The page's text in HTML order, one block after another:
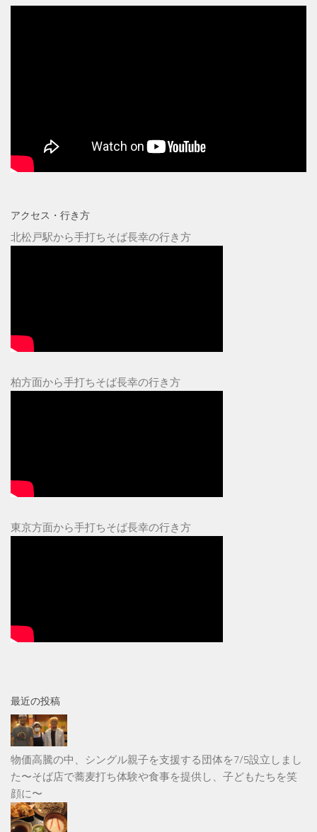
アクセス・行き方
北松戸駅から手打ちそば長幸の行き方
柏方面から手打ちそば長幸の行き方
東京方面から手打ちそば長幸の行き方
最近の投稿
物価高騰の中、シングル親子を支援する団体を7/5設立しまし
た〜そば店で蕎麦打ち体験や食事を提供し、子どもたちを笑
顔に〜